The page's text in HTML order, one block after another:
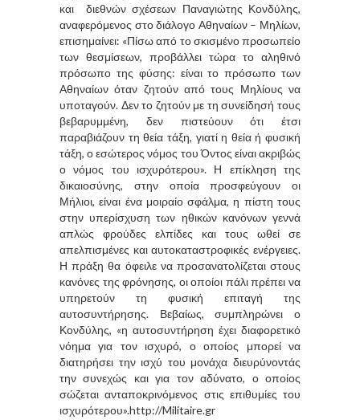
και
διεθνών σχέσεων Παναγιώτης Κονδύλης,
αναφερόμενος στο διάλογο Αθηναίων – Μηλίων,
επισημαίνει: «Πίσω από το σκισμένο προσωπείο
των θεσμίσεων, προβάλλει τώρα το αληθινό
πρόσωπο της φύσης: είναι το πρόσωπο των
Αθηναίων όταν ζητούν από τους Μηλίους να
υποταγούν. Δεν το ζητούν με τη συνείδησή τους
βεβαρυμμένη, δεν πιστεύουν ότι έτσι
παραβιάζουν τη θεία τάξη, γιατί η θεία ή φυσική
τάξη, ο εσώτερος νόμος του Όντος είναι ακριβώς
ο νόμος του ισχυρότερου». Η επίκληση της
δικαιοσύνης, στην οποία προσφεύγουν οι
Μήλιοι, είναι ένα μοιραίο σφάλμα, η πίστη τους
στην υπερίσχυση των ηθικών κανόνων γεννά
απλώς φρούδες ελπίδες και τους ωθεί σε
απελπισμένες και αυτοκαταστροφικές ενέργειες.
Η πράξη θα όφειλε να προσανατολίζεται στους
κανόνες της φρόνησης, οι οποίοι πάλι πρέπει να
υπηρετούν τη φυσική επιταγή της
αυτοσυντήρησης. Βεβαίως, συμπληρώνει ο
Κονδύλης, «η αυτοσυντήρηση έχει διαφορετικό
νόημα για τον ισχυρό, ο οποίος μπορεί να
διατηρήσει την ισχύ του μονάχα διευρύνοντάς
την συνεχώς και για τον αδύνατο, ο οποίος
σώζεται ανταποκρινόμενος στις επιθυμίες του
ισχυρότερου».http://Militaire.gr